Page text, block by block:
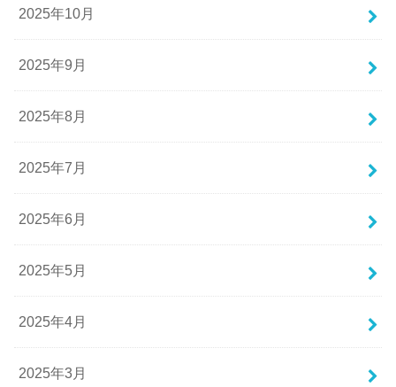
2025年10月
2025年9月
2025年8月
2025年7月
2025年6月
2025年5月
2025年4月
2025年3月